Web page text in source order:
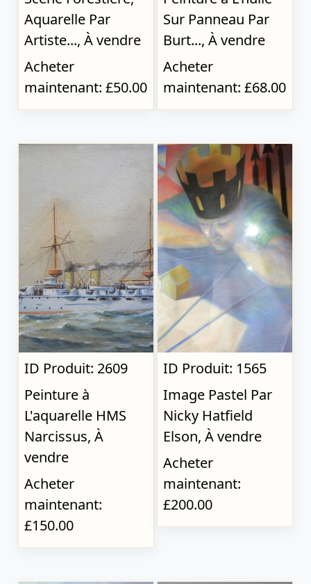
Aquarelle Par
Artiste..., À vendre
Acheter
maintenant: £50.00
Sur Panneau Par
Burt..., À vendre
Acheter
maintenant: £68.00
ID Produit: 2609
Peinture à
L'aquarelle HMS
Narcissus, À
vendre
Acheter
maintenant:
£150.00
ID Produit: 1565
Image Pastel Par
Nicky Hatfield
Elson, À vendre
Acheter
maintenant:
£200.00